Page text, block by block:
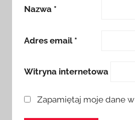
Nazwa *
Adres email *
Witryna internetowa
Zapamiętaj moje dane